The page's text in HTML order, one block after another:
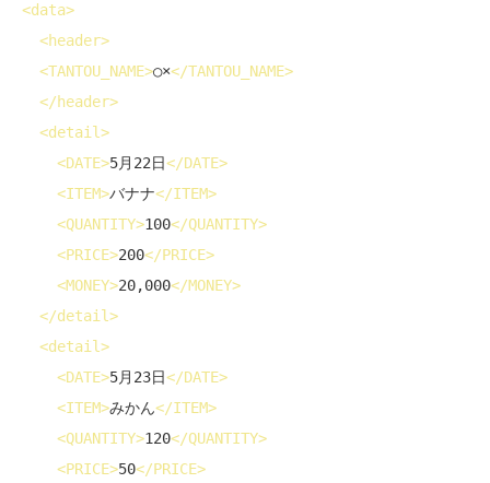
<data>
<header>
<TANTOU_NAME>○×</TANTOU_NAME>
</header>
<detail>
<DATE>5月22日</DATE>
<ITEM>バナナ</ITEM>
<QUANTITY>100</QUANTITY>
<PRICE>200</PRICE>
<MONEY>20,000</MONEY>
</detail>
<detail>
<DATE>5月23日</DATE>
<ITEM>みかん</ITEM>
<QUANTITY>120</QUANTITY>
<PRICE>50</PRICE>